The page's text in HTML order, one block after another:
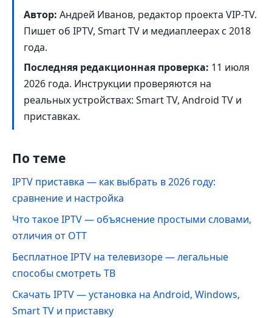
Автор: Андрей Иванов, редактор проекта VIP-TV.
Пишет об IPTV, Smart TV и медиаплеерах с 2018
года.
Последняя редакционная проверка: 11 июля
2026 года. Инструкции проверяются на
реальных устройствах: Smart TV, Android TV и
приставках.
По теме
IPTV приставка — как выбрать в 2026 году:
сравнение и настройка
Что такое IPTV — объяснение простыми словами,
отличия от OTT
Бесплатное IPTV на телевизоре — легальные
способы смотреть ТВ
Скачать IPTV — установка на Android, Windows,
Smart TV и приставку